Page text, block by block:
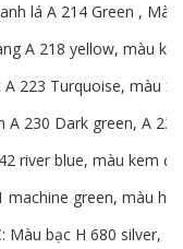
lá A 214 Green ,
A 218 yellow, màu
223 Turquoise, màu
230 Dark green, A
river blue, màu kem
green, màu
Màu bạc H 680 silver,